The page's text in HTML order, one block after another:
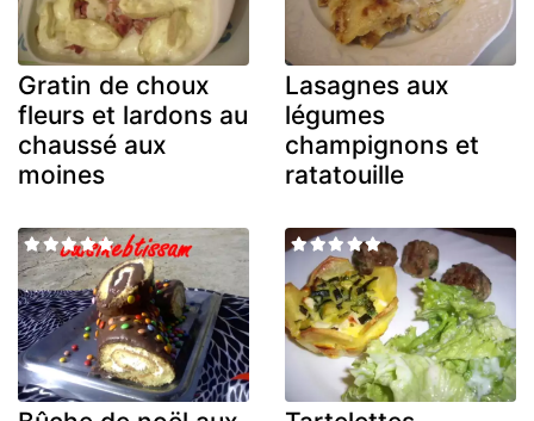
Gratin de choux
fleurs et lardons au
chaussé aux
moines
Lasagnes aux
légumes
champignons et
ratatouille